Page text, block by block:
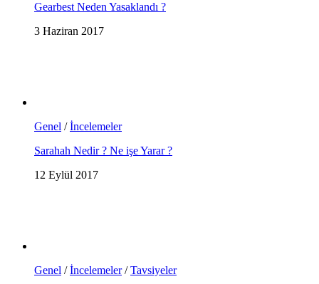
Gearbest Neden Yasaklandı ?
3 Haziran 2017
Genel /İncelemeler
Sarahah Nedir ? Ne işe Yarar ?
12 Eylül 2017
Genel /İncelemeler/Tavsiyeler